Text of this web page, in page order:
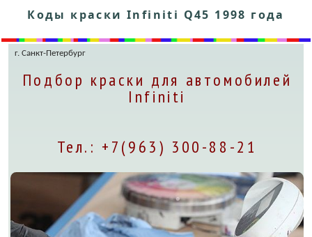
Коды краски Infiniti Q45 1998 года
г. Санкт-Петербург
Подбор краски для автомобилей
Infiniti
Тел.: +7(963) 300-88-21